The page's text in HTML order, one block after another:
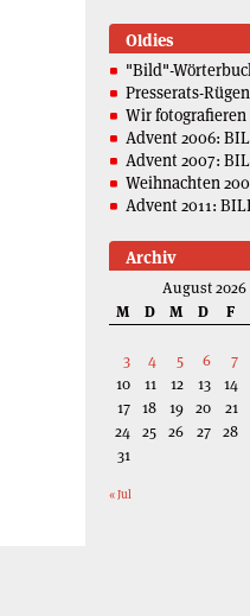
Oldies
"Bild"-
Presserats-
Wir
Advent 2006:
Advent 2007:
Weihnachten
Advent 2011:
Archiv
August 2026
M
D M D F
3
4 5 6 7
10
11 12 13 14
17 18 19 20 21
24 25 26 27 28
31
« Jul